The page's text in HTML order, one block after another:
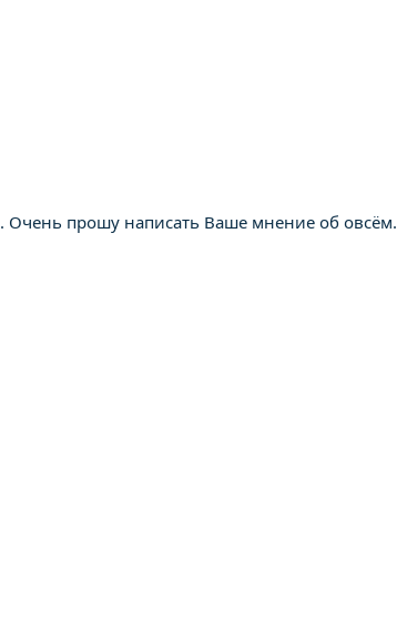
Очень прошу написать Ваше мнение об овсём.